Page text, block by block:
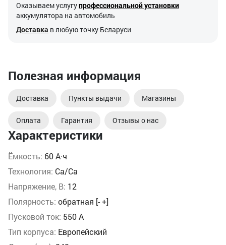
Характеристики
Ёмкость: 60 А·ч
Технология: Ca/Ca
Напряжение, В: 12
Полярность: обратная [- +]
Пусковой ток: 550 А
Тип корпуса: Европейский
Оказываем услугупрофессиональной установки
аккумулятора на автомобиль
Доставка в любую точку Беларуси
Полезная информация
Доставка Пункты выдачи Магазины
Оплата Гарантия Отзывы о нас